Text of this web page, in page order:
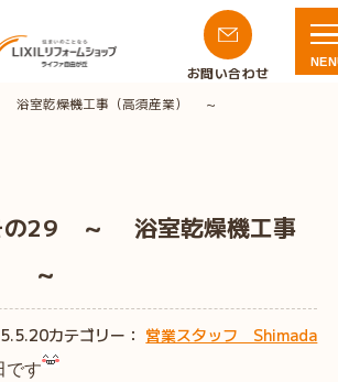
お問い合わせ
浴室乾燥機工事（高須産業） ～
29 ～ 浴室乾燥機工事
） ～
カテゴリー： 営業スタッフ Shimada
です